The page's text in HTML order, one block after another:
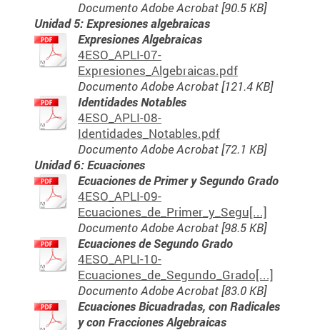
Documento Adobe Acrobat [90.5 KB]
Unidad 5: Expresiones algebraicas
Expresiones Algebraicas
4ESO_APLI-07-
Expresiones_Algebraicas.pdf
Documento Adobe Acrobat [121.4 KB]
Identidades Notables
4ESO_APLI-08-
Identidades_Notables.pdf
Documento Adobe Acrobat [72.1 KB]
Unidad 6: Ecuaciones
Ecuaciones de Primer y Segundo Grado
4ESO_APLI-09-
Ecuaciones_de_Primer_y_Segu[...]
Documento Adobe Acrobat [98.5 KB]
Ecuaciones de Segundo Grado
4ESO_APLI-10-
Ecuaciones_de_Segundo_Grado[...]
Documento Adobe Acrobat [83.0 KB]
Ecuaciones Bicuadradas, con Radicales
y con Fracciones Algebraicas